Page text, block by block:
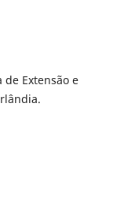
Extensão e